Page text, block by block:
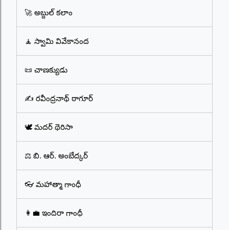
🚀 అబ్దుల్ కలాం
🧘 స్వామి వివేకానంద
📜 చాణక్యుడు
✍️ రవీంద్రనాథ్ ఠాగూర్
🕊️ మదర్ థెరిసా
⚖️ బి. ఆర్. అంబేద్కర్
👓 మహాత్మా గాంధీ
👩‍💼 ఇందిరా గాంధీ